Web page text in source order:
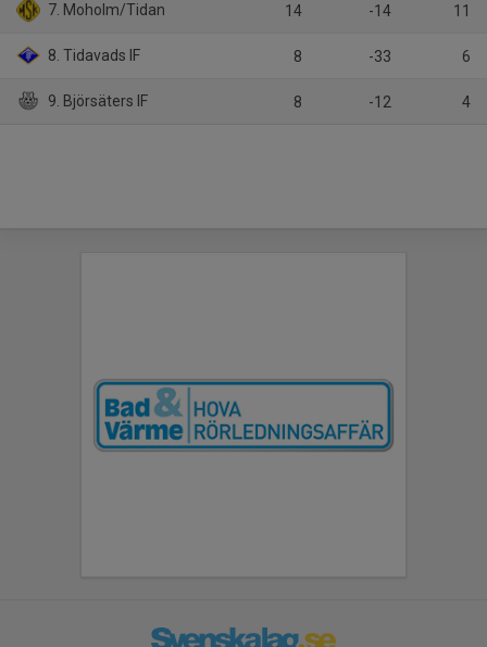
7. Moholm/Tidan 14 -14 11
8. Tidavads IF 8 -33 6
9. Björsäters IF 8 -12 4